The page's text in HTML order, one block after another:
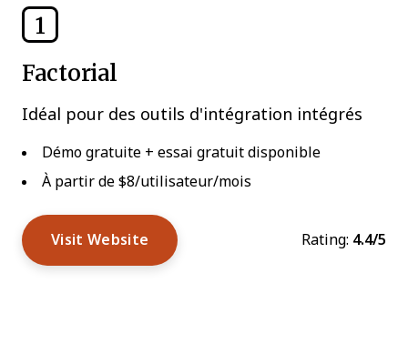
1
Factorial
Idéal pour des outils d'intégration intégrés
Démo gratuite + essai gratuit disponible
À partir de $8/utilisateur/mois
Visit Website Rating: 4.4/5